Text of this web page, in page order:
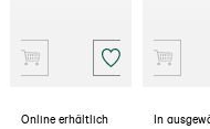
Online erhältlich
In